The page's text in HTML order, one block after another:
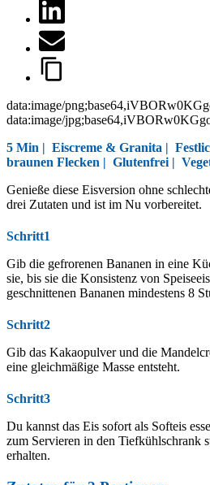
data:image/
data:image/
5 Min | Eiscreme & Granita |
braunen Flecken | Glutenfrei |
Genieße diese Eisversion ohne
drei Zutaten und ist im Nu vorbereitet.
Schritt1
Gib die gefrorenen Bananen in eine
sie, bis sie die Konsistenz von
geschnittenen Bananen mindestens 8
Schritt2
Gib das Kakaopulver und die
eine gleichmäßige Masse entsteht.
Schritt3
Du kannst das Eis sofort als Softeis
zum Servieren in den Tiefkühlschrank
erhalten.